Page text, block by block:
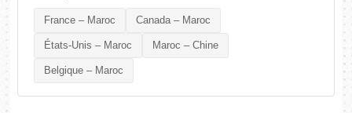
France – Maroc Canada – Maroc
États-Unis – Maroc Maroc – Chine
Belgique – Maroc